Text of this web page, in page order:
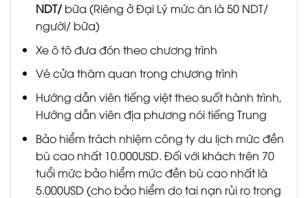
NDT/bữa (Riêng ở Đại Lý mức ăn là 50 NDT/
người/ bữa)
Xe ô tô đưa đón theo chương trình
Vé cửa thăm quan trong chương trình
Hướng dẫn viên tiếng việt theo suốt hành trình,
Hướng dẫn viên địa phương nói tiếng Trung
Bảo hiểm trách nhiệm công ty du lịch mức đền
bù cao nhất 10.000USD. Đối với khách trên 70
tuổi mức bảo hiểm mức đền bù cao nhất là
5.000USD (cho bảo hiểm do tai nạn rủi ro trong